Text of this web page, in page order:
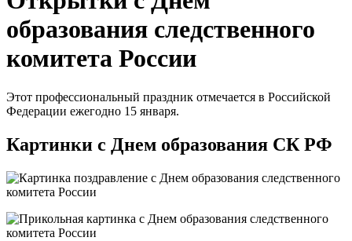
образования следственного
комитета России
Этот профессиональный праздник отмечается в Российской
Федерации ежегодно 15 января.
Картинки с Днем образования СК РФ